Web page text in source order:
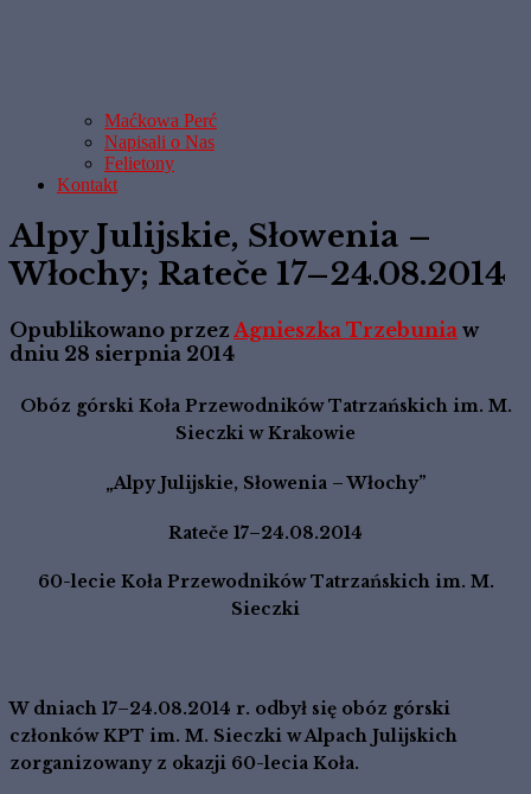
Maćkowa Perć
Napisali o Nas
Felietony
Kontakt
Alpy Julijskie, Słowenia –
Włochy; Rateče 17–24.08.2014
Opublikowano przez Agnieszka Trzebunia w
dniu 28 sierpnia 2014
Obóz górski Koła Przewodników Tatrzańskich im. M.
Sieczki w Krakowie
„Alpy Julijskie, Słowenia – Włochy”
Rateče 17–24.08.2014
60-lecie Koła Przewodników Tatrzańskich im. M.
Sieczki
W dniach 17–24.08.2014 r. odbył się obóz górski
członków KPT im. M. Sieczki w Alpach Julijskich
zorganizowany z okazji 60-lecia Koła.